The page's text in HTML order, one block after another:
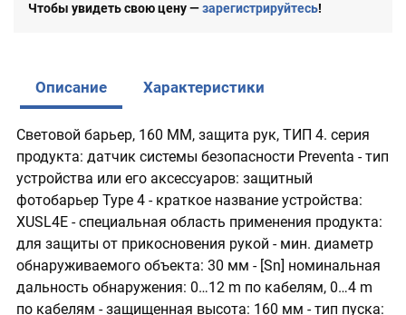
Чтобы увидеть свою цену —зарегистрируйтесь!
Описание Характеристики
Световой барьер, 160 ММ, защита рук, ТИП 4. серия
продукта: датчик системы безопасности Preventa - тип
устройства или его аксессуаров: защитный
фотобарьер Type 4 - краткое название устройства:
XUSL4E - специальная область применения продукта:
для защиты от прикосновения рукой - мин. диаметр
обнаруживаемого объекта: 30 мм - [Sn] номинальная
дальность обнаружения: 0…12 m по кабелям, 0…4 m
по кабелям - защищенная высота: 160 мм - тип пуска: